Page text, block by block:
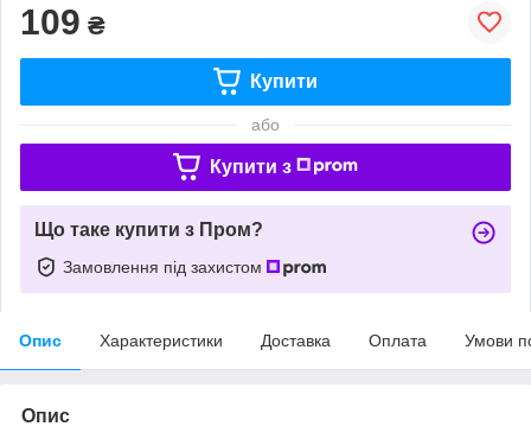
109 ₴
Купити
або
Купити з
Що таке купити з Пром?
Замовлення під захистом
Опис Характеристики Доставка Оплата Умови
Опис